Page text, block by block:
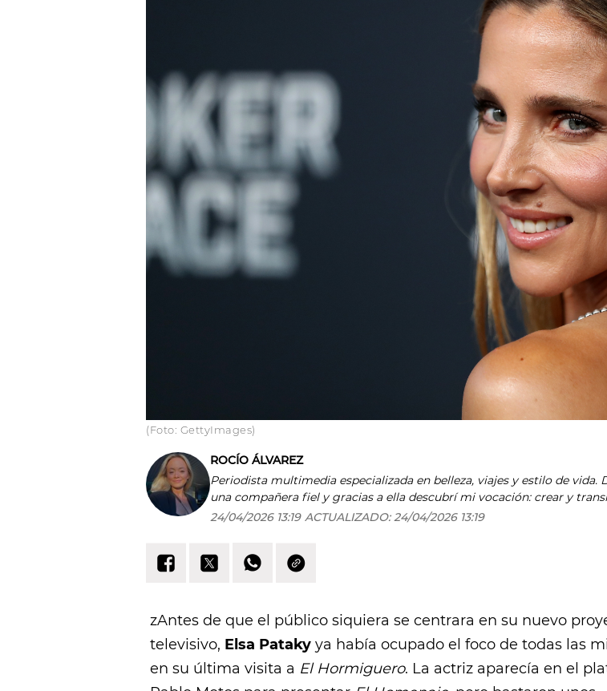
(Foto: GettyImages)
ROCÍO ÁLVAREZ
Periodista multimedia especializada en belleza, viajes y estilo de
una compañera fiel y gracias a ella descubrí mi vocación: crear y
matriculé para cursar Periodismo en la Carlos III y después de años
24/04/2026 13:19 ACTUALIZADO:24/04/2026 13:19
zAntes de que el público siquiera se centrara en su nuevo
televisivo, Elsa Patakyya había ocupado el foco de todas las
en su última visita a El Hormiguero. La actriz aparecía en el